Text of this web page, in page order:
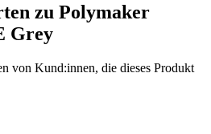
zu Polymaker
Grey
von Kund:innen, die dieses Produkt